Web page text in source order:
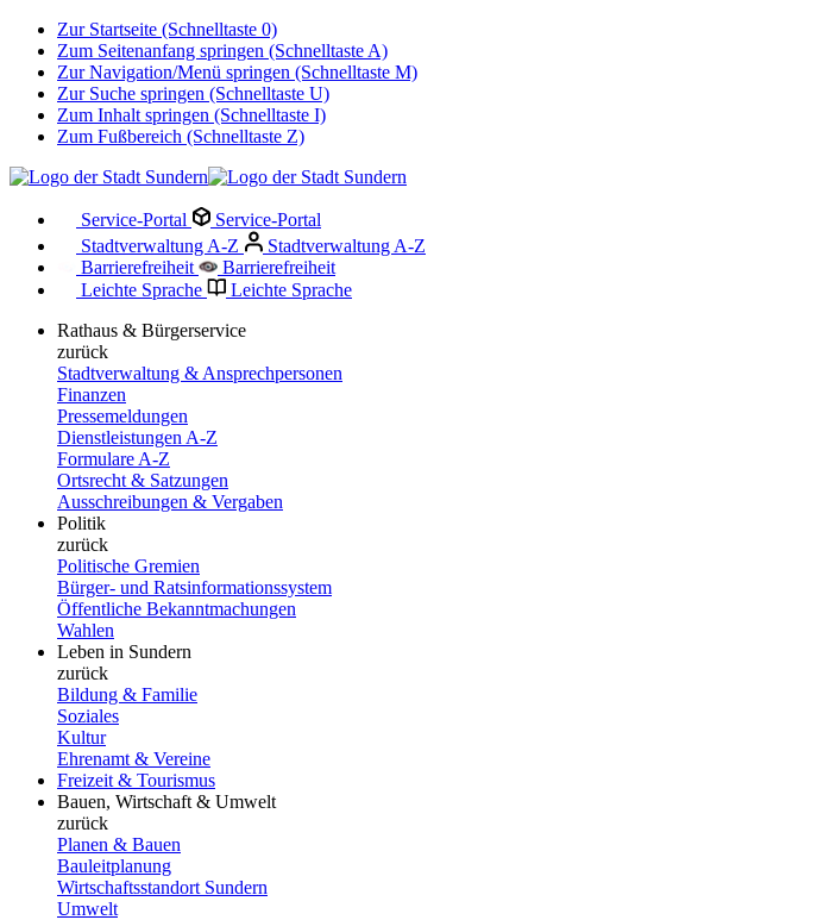
Zur Startseite (Schnelltaste 0)
Zum Seitenanfang springen (Schnelltaste A)
Zur Navigation/Menü springen (Schnelltaste M)
Zur Suche springen (Schnelltaste U)
Zum Inhalt springen (Schnelltaste I)
Zum Fußbereich (Schnelltaste Z)
Service-Portal
Service-Portal
Stadtverwaltung A-Z
Stadtverwaltung A-Z
Barrierefreiheit
Barrierefreiheit
Leichte Sprache
Leichte Sprache
Rathaus & Bürgerservice
zurück
Stadtverwaltung & Ansprechpersonen
Finanzen
Pressemeldungen
Dienstleistungen A-Z
Formulare A-Z
Ortsrecht & Satzungen
Ausschreibungen & Vergaben
Politik
zurück
Politische Gremien
Bürger- und Ratsinformationssystem
Öffentliche Bekanntmachungen
Wahlen
Leben in Sundern
zurück
Bildung & Familie
Soziales
Kultur
Ehrenamt & Vereine
Freizeit & Tourismus
Bauen, Wirtschaft & Umwelt
zurück
Planen & Bauen
Bauleitplanung
Wirtschaftsstandort Sundern
Umwelt